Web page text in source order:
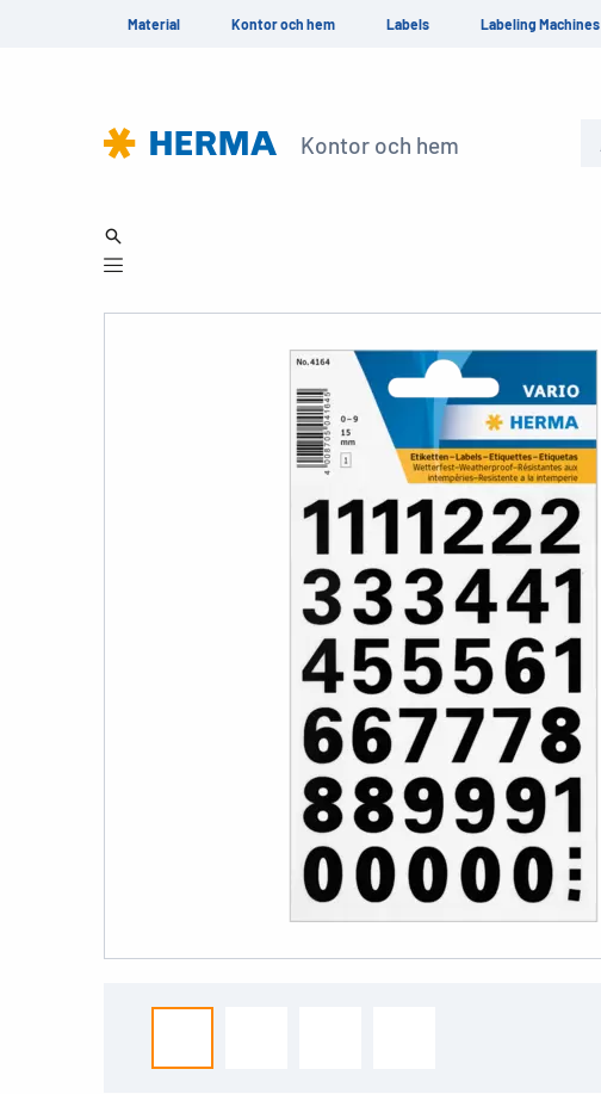
Material Kontor och hem Labels Labeling Machines
Kontor och hem